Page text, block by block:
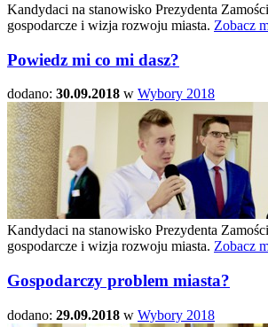
Kandydaci na stanowisko Prezydenta
gospodarcze i wizja rozwoju miasta. Zobacz
Powiedz mi co mi dasz?
dodano: 30.09.2018 w Wybory 2018
Kandydaci na stanowisko Prezydenta
gospodarcze i wizja rozwoju miasta. Zobacz
Gospodarczy problem miasta?
dodano: 29.09.2018 w Wybory 2018